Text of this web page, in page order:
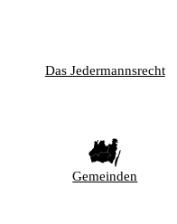
Das Jedermannsrecht
Gemeinden